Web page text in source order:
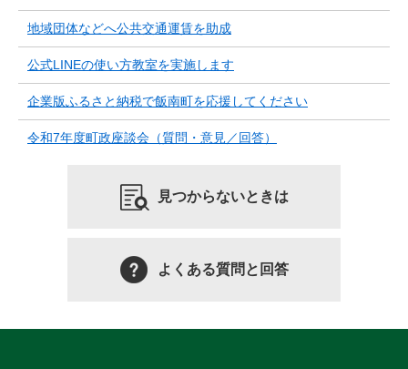
地域団体などへ公共交通運賃を助成
公式LINEの使い方教室を実施します
企業版ふるさと納税で飯南町を応援してください
令和7年度町政座談会（質問・意見／回答）
見つからないときは
よくある質問と回答